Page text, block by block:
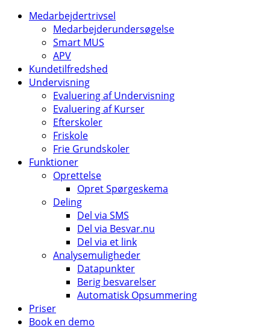
Medarbejdertrivsel
Medarbejderundersøgelse
Smart MUS
APV
Kundetilfredshed
Undervisning
Evaluering af Undervisning
Evaluering af Kurser
Efterskoler
Friskole
Frie Grundskoler
Funktioner
Oprettelse
Opret Spørgeskema
Deling
Del via SMS
Del via Besvar.nu
Del via et link
Analysemuligheder
Datapunkter
Berig besvarelser
Automatisk Opsummering
Priser
Book en demo